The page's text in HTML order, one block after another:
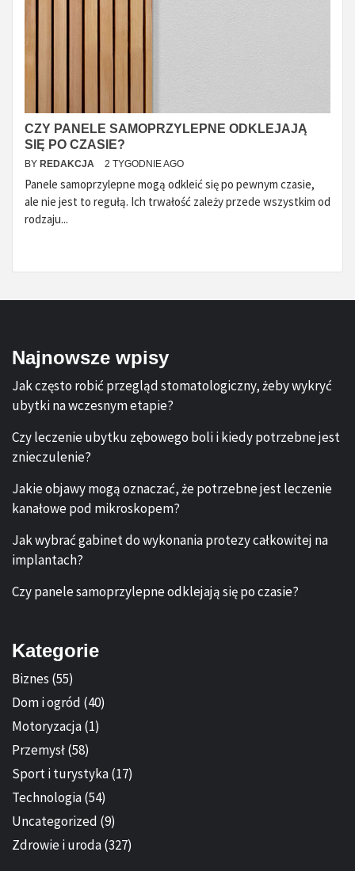
CZY PANELE SAMOPRZYLEPNE ODKLEJAJĄ
SIĘ PO CZASIE?
BY REDAKCJA 2 TYGODNIE AGO
Panele samoprzylepne mogą odkleić się po pewnym czasie,
ale nie jest to regułą. Ich trwałość zależy przede wszystkim od
rodzaju...
Najnowsze wpisy
Jak często robić przegląd stomatologiczny, żeby wykryć
ubytki na wczesnym etapie?
Czy leczenie ubytku zębowego boli i kiedy potrzebne jest
znieczulenie?
Jakie objawy mogą oznaczać, że potrzebne jest leczenie
kanałowe pod mikroskopem?
Jak wybrać gabinet do wykonania protezy całkowitej na
implantach?
Czy panele samoprzylepne odklejają się po czasie?
Kategorie
Biznes (55)
Dom i ogród (40)
Motoryzacja(1)
Przemysł(58)
Sport i turystyka(17)
Technologia(54)
Uncategorized (9)
Zdrowie i uroda(327)